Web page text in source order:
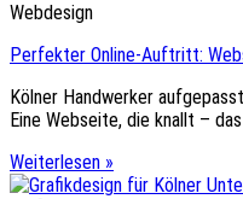
Webdesign
Perfekter Online-Auftritt:
Kölner Handwerker
Eine Webseite, die knallt –
Weiterlesen »